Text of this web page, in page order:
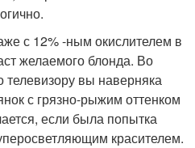
с 12% -ным окислителем в
желаемого блонда. Во
вы наверняка
с грязно-рыжим оттенком
если была попытка
красителем.